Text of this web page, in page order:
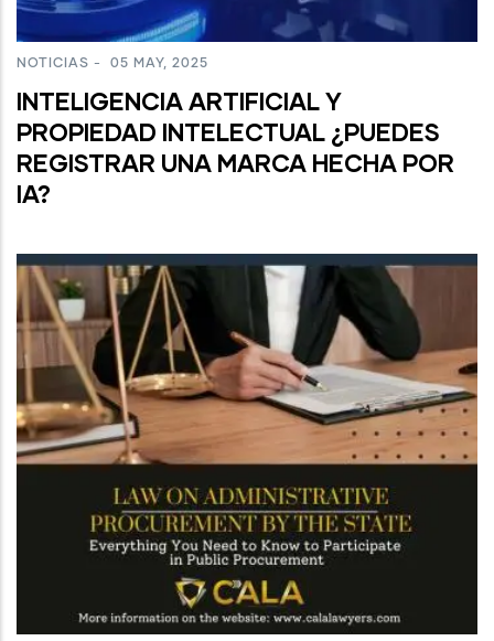
NOTICIAS - 05 MAY, 2025
INTELIGENCIA ARTIFICIAL Y
PROPIEDAD INTELECTUAL ¿PUEDES
REGISTRAR UNA MARCA HECHA POR
IA?